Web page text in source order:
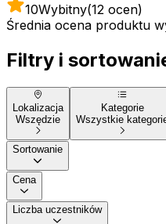
10Wybitny(12 ocen)
Średnia ocena produktu
Filtry i
Lokalizacja
Wszędzie
Kategorie
Wszystkie
Sortowanie
Cena
Liczba uczestników